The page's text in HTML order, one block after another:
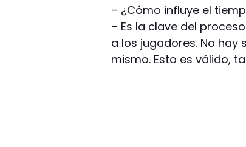
– ¿Cómo influye el
– Es la clave del
a los jugadores. No hay
mismo. Esto es válido,